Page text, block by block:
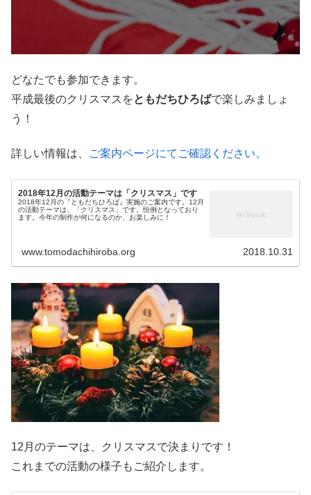
どなたでも参加できます。
平成最後のクリスマスをともだちひろばで楽しみましょ
う！
詳しい情報は、 ご案内ページにてご確認ください。
2018年12月の活動テーマは「クリスマス」です
2018年12月の『ともだちひろば』実施のご案内です。12月
の活動テーマは、「クリスマス」です。恒例となっており
ます。今年の制作が何になるのか、お楽しみに！
www.tomodachihiroba.org 2018.10.31
12月のテーマは、クリスマスで決まりです！
これまでの活動の様子もご紹介します。